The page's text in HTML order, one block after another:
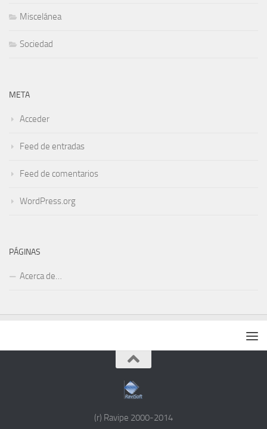
Miscelánea
Sociedad
META
Acceder
Feed de entradas
Feed de comentarios
WordPress.org
PÁGINAS
Acerca de…
(r) Ravipe 2000-2014